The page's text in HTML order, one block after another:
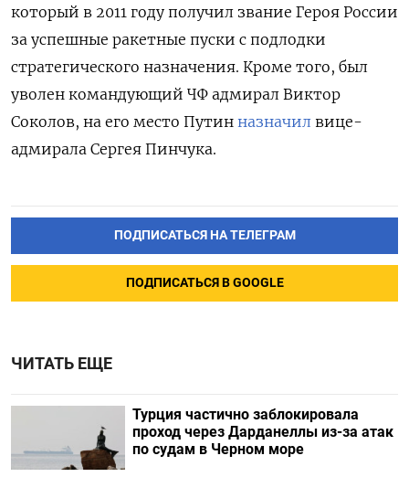
который в 2011 году получил звание Героя России
за успешные ракетные пуски с подлодки
стратегического назначения. Кроме того, был
уволен командующий ЧФ адмирал Виктор
Соколов, на его место Путин назначил вице-
адмирала Сергея Пинчука.
ПОДПИСАТЬСЯ НА ТЕЛЕГРАМ
ПОДПИСАТЬСЯ В GOOGLE
ЧИТАТЬ ЕЩЕ
Турция частично заблокировала
проход через Дарданеллы из-за атак
по судам в Черном море